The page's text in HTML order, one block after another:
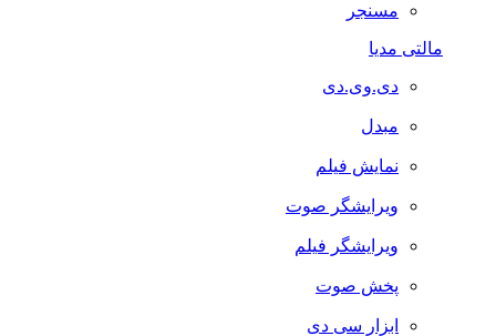
مسنجر
مالتی مدیا
دی.وی.دی
مبدل
نمایش فیلم
ویرایشگر صوت
ویرایشگر فیلم
پخش صوت
ابزار سی دی